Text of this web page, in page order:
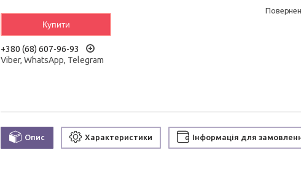
Купити
+380 (68) 607-96-93
Viber, WhatsApp, Telegram
Опис Характеристики Інформація для